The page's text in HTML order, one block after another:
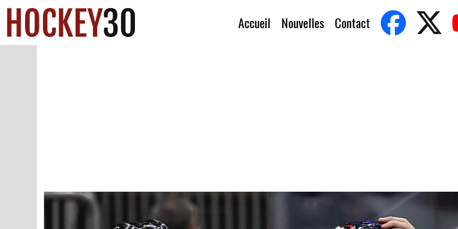
Accueil Nouvelles Contact